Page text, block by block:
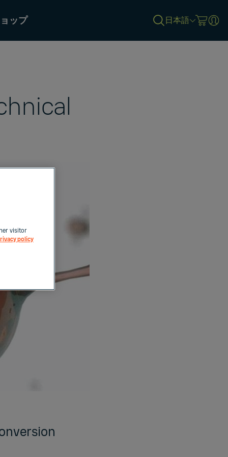
ップ 日本語
visitor
policy